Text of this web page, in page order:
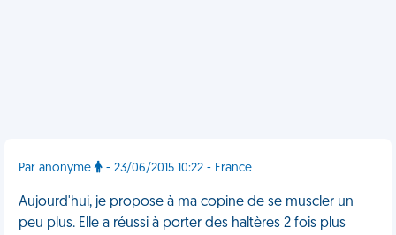
Par anonyme - 23/06/2015 10:22 - France
Aujourd'hui, je propose à ma copine de se muscler un
peu plus. Elle a réussi à porter des haltères 2 fois plus